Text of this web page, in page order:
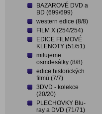
BAZAROVÉ DVD a
BD (699/699)
western edice (8/8)
FILM X (254/254)
EDICE FILMOVÉ
KLENOTY (51/51)
milujeme
osmdesátky (8/8)
edice historických
filmů (7/7)
3DVD - kolekce
(20/20)
PLECHOVKY Blu-
ray a DVD (71/71)